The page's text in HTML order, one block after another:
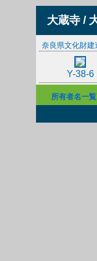
大蔵寺 /
奈良県文化財
Y-38-6
所有者名一覧